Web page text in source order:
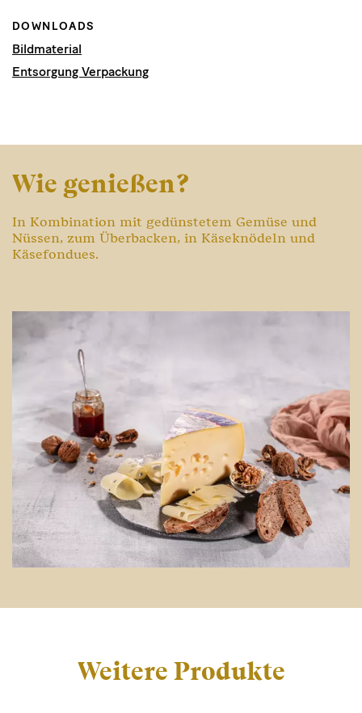
DOWNLOADS
Bildmaterial
Entsorgung Verpackung
Wie genießen?
In Kombination mit gedünstetem Gemüse und
Nüssen, zum Überbacken, in Käseknödeln und
Käsefondues.
Weitere Produkte